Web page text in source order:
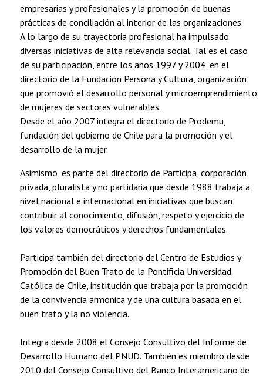
empresarias y profesionales y la promoción de buenas
prácticas de conciliación al interior de las organizaciones.
A lo largo de su trayectoria profesional ha impulsado
diversas iniciativas de alta relevancia social. Tal es el caso
de su participación, entre los años 1997 y 2004, en el
directorio de la Fundación Persona y Cultura, organización
que promovió el desarrollo personal y microemprendimiento
de mujeres de sectores vulnerables.
Desde el año 2007 integra el directorio de Prodemu,
fundación del gobierno de Chile para la promoción y el
desarrollo de la mujer.
Asimismo, es parte del directorio de Participa, corporación
privada, pluralista y no partidaria que desde 1988 trabaja a
nivel nacional e internacional en iniciativas que buscan
contribuir al conocimiento, difusión, respeto y ejercicio de
los valores democráticos y derechos fundamentales.
Participa también del directorio del Centro de Estudios y
Promoción del Buen Trato de la Pontificia Universidad
Católica de Chile, institución que trabaja por la promoción
de la convivencia armónica y de una cultura basada en el
buen trato y la no violencia.
Integra desde 2008 el Consejo Consultivo del Informe de
Desarrollo Humano del PNUD. También es miembro desde
2010 del Consejo Consultivo del Banco Interamericano de